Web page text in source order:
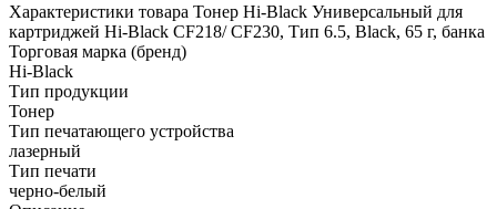
Характеристики товара Тонер Hi-Black Универсальный для
картриджей Hi-Black CF218/ CF230, Тип 6.5, Black, 65 г, банка
Торговая марка (бренд)
Hi-Black
Тип продукции
Тонер
Тип печатающего устройства
лазерный
Тип печати
черно-белый